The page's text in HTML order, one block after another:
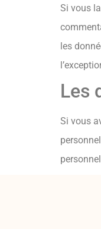
Si vous
les
Les
Si vous